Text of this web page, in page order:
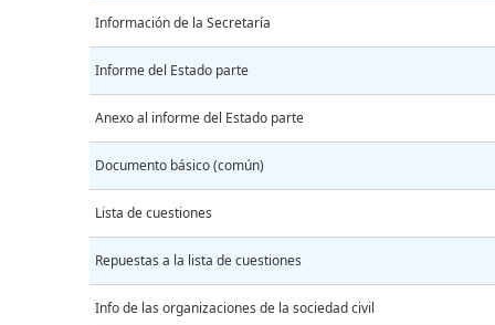
Información de la Secretaría
Informe del Estado parte
Anexo al informe del Estado parte
Documento básico (común)
Lista de cuestiones
Repuestas a la lista de cuestiones
Info de las organizaciones de la sociedad civil